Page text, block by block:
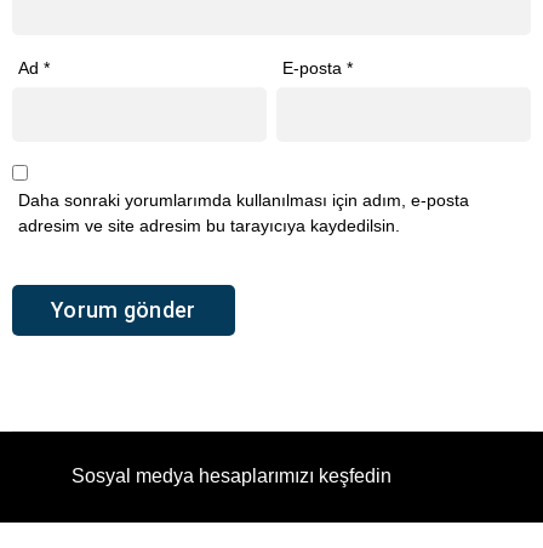
Ad * E-posta*
Daha sonraki yorumlarımda kullanılması için adım, e-posta
adresim ve site adresim bu tarayıcıya kaydedilsin.
Sosyal medya hesaplarımızı keşfedin